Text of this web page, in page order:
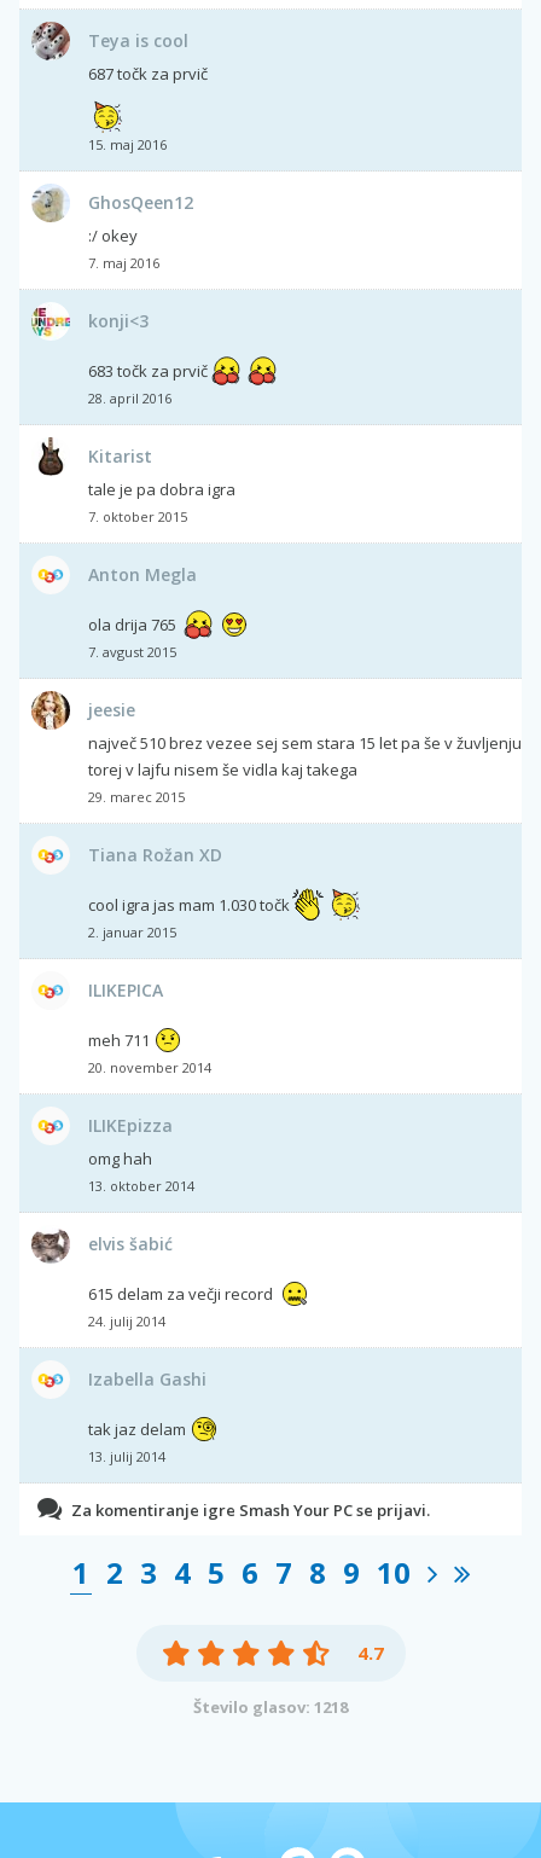
Teya is cool
687 točk za prvič
15. maj 2016
GhosQeen12
:/ okey
7. maj 2016
konji<3
683 točk za prvič
28. april 2016
Kitarist
tale je pa dobra igra
7. oktober 2015
Anton Megla
ola drija 765
7. avgust 2015
jeesie
največ 510 brez vezee sej sem stara 15 let pa še v žuvljenju
torej v lajfu nisem še vidla kaj takega
29. marec 2015
Tiana Rožan XD
cool igra jas mam 1.030 točk
2. januar 2015
ILIKEPICA
meh 711
20. november 2014
ILIKEpizza
omg hah
13. oktober 2014
elvis šabić
615 delam za večji record
24. julij 2014
Izabella Gashi
tak jaz delam
13. julij 2014
Za komentiranje igre Smash Your PC se prijavi.
1 2 3 4 5 6 7 8 9 10
4.7
Število glasov: 1218